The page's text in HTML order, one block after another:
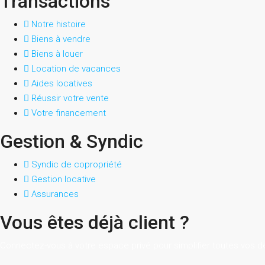
Notre histoire
Biens à vendre
Biens à louer
Location de vacances
Aides locatives
Réussir votre vente
Votre financement
Gestion & Syndic
Syndic de copropriété
Gestion locative
Assurances
Vous êtes déjà client ?